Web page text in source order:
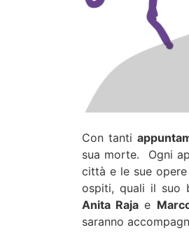
Con tanti
sua morte. Ogni
città e le sue
ospiti, quali il suo
Anita Raja e
saranno